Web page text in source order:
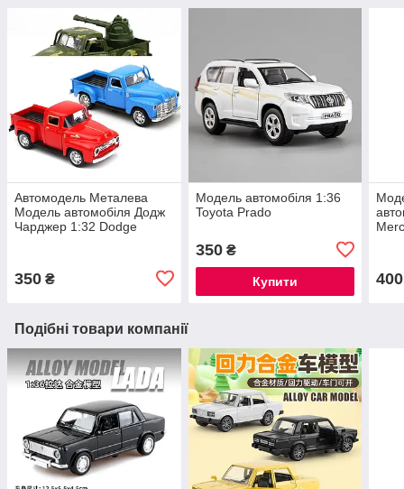
Автомодель Металева
Модель автомобіля Додж
Чарджер 1:32 Dodge
350 ₴
Модель автомобіля 1:36
Toyota Prado
350₴
Купити 400
Подібні товари компанії